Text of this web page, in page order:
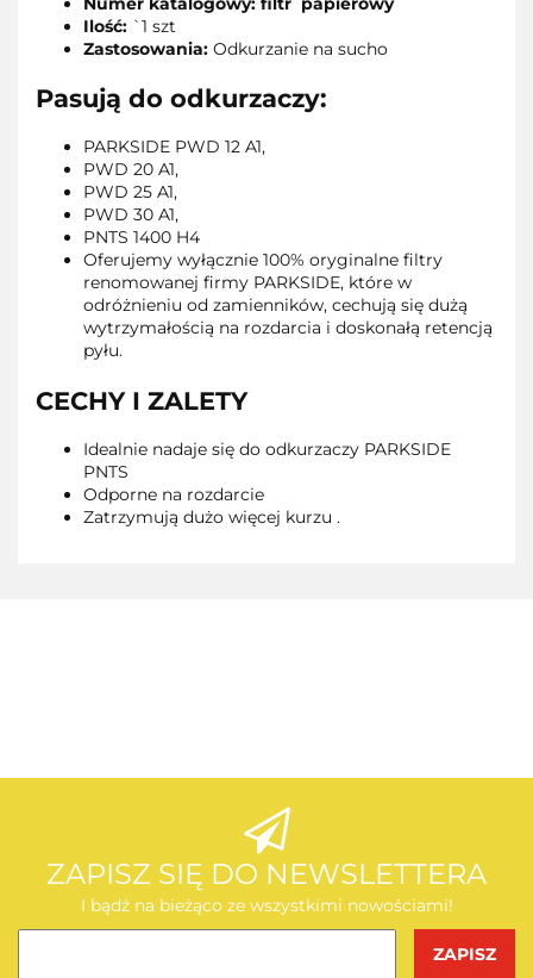
Ilość: `1 szt
Zastosowania: Odkurzanie na sucho
Pasują do odkurzaczy:
PARKSIDE PWD 12 A1,
PWD 20 A1,
PWD 25 A1,
PWD 30 A1,
PNTS 1400 H4
Oferujemy wyłącznie 100% oryginalne filtry
renomowanej firmy PARKSIDE, które w
odróżnieniu od zamienników, cechują się dużą
wytrzymałością na rozdarcia i doskonałą retencją
pyłu.
CECHY I ZALETY
Idealnie nadaje się do odkurzaczy PARKSIDE
PNTS
Odporne na rozdarcie
Zatrzymują dużo więcej kurzu .
AEG
ZAPISZ SIĘ DO NEWSLETTERA
I bądź na bieżąco ze wszystkimi nowościami!